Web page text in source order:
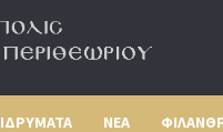
ΙΔΡΥΜΑΤΑ ΝΕΑ